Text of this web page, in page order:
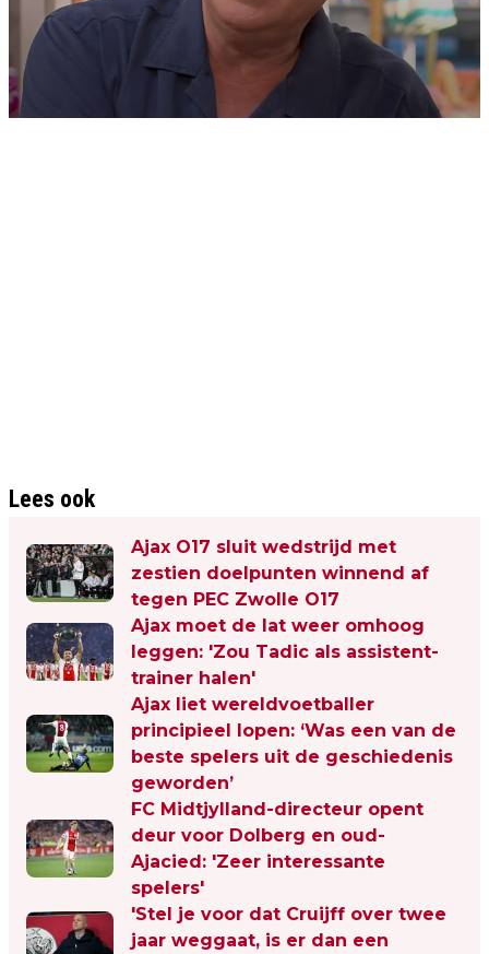
Lees ook
Ajax O17 sluit wedstrijd met
zestien doelpunten winnend af
tegen PEC Zwolle O17
Ajax moet de lat weer omhoog
leggen: 'Zou Tadic als assistent-
trainer halen'
Ajax liet wereldvoetballer
principieel lopen: ‘Was een van de
beste spelers uit de geschiedenis
geworden’
FC Midtjylland-directeur opent
deur voor Dolberg en oud-
Ajacied: 'Zeer interessante
spelers'
'Stel je voor dat Cruijff over twee
jaar weggaat, is er dan een